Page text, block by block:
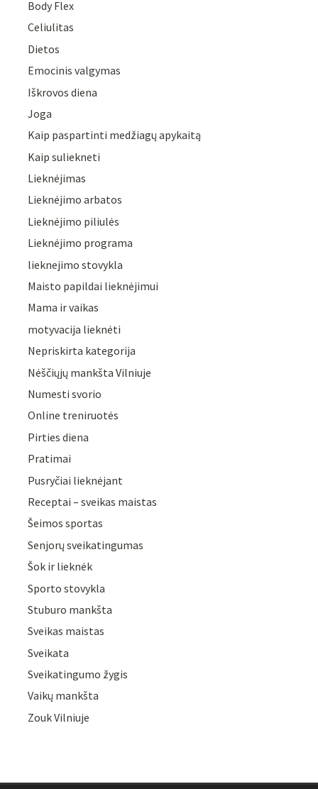
Body Flex
Celiulitas
Dietos
Emocinis valgymas
Iškrovos diena
Joga
Kaip paspartinti medžiagų apykaitą
Kaip suliekneti
Lieknėjimas
Lieknėjimo arbatos
Lieknėjimo piliulės
Lieknėjimo programa
lieknejimo stovykla
Maisto papildai lieknėjimui
Mama ir vaikas
motyvacija lieknėti
Nepriskirta kategorija
Nėščiųjų mankšta Vilniuje
Numesti svorio
Online treniruotės
Pirties diena
Pratimai
Pusryčiai lieknėjant
Receptai – sveikas maistas
Šeimos sportas
Senjorų sveikatingumas
Šok ir lieknėk
Sporto stovykla
Stuburo mankšta
Sveikas maistas
Sveikata
Sveikatingumo žygis
Vaikų mankšta
Zouk Vilniuje